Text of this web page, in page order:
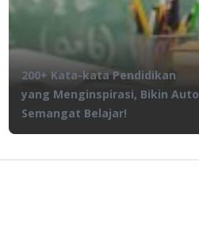
200+ Kata-kata Pendidikan
yang Menginspirasi, Bikin Auto
Semangat Belajar!